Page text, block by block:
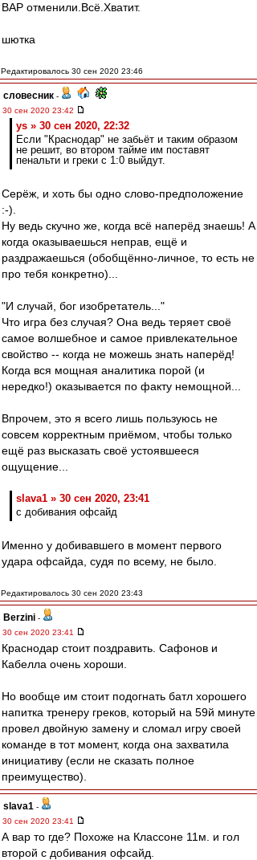
ВАР отменили.Всё.Хватит.
шютка
Редактировалось 30 сен 2020 23:46
словесник -
30 сен 2020 23:42
ys » 30 сен 2020, 22:32
Если "Краснодар" не забьёт и таким образом
не решит, во втором тайме им поставят
пенальти и греки с 1:0 выйдут.
Серёж, и хоть бы одно слово-предположение
:-).
Ну ведь скучно же, когда всё наперёд знаешь! А
когда оказываешься неправ, ещё и
раздражаешься (обобщённо-личное, то есть не
про тебя конкретно)...
"И случай, бог изобретатель..."
Что игра без случая? Она ведь теряет своё
самое волшебное и самое привлекательное
свойство -- когда не можешь знать наперёд!
Когда вся мощная аналитика порой (и
нередко!) оказывается по факту немощной...
Впрочем, это я всего лишь пользуюсь не
совсем корректным приёмом, чтобы только
ещё раз высказать своё устоявшееся
ощущение...
slava1 » 30 сен 2020, 23:41
с добивания офсайд
Именно у добивавшего в момент первого
удара офсайда, судя по всему, не было.
Редактировалось 30 сен 2020 23:43
Berzini -
30 сен 2020 23:41
Краснодар стоит поздравить. Сафонов и
Кабелла очень хороши.
Но вообще им стоит подогнать батл хорошего
напитка тренеру греков, который на 59й минуте
провел двойную замену и сломал игру своей
команде в тот момент, когда она захватила
инициативу (если не сказать полное
преимущество).
slava1 -
30 сен 2020 23:41
А вар то где? Похоже на Классоне 11м. и гол
второй с добивания офсайд.